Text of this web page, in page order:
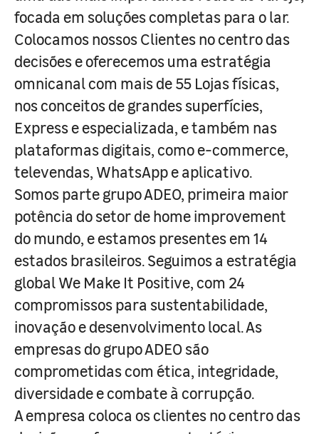
focada em soluções completas para o lar.
Colocamos nossos Clientes no centro das
decisões e oferecemos uma estratégia
omnicanal com mais de 55 Lojas físicas,
nos conceitos de grandes superfícies,
Express e especializada, e também nas
plataformas digitais, como e-commerce,
televendas, WhatsApp e aplicativo.
Somos parte grupo ADEO, primeira maior
potência do setor de home improvement
do mundo, e estamos presentes em 14
estados brasileiros. Seguimos a estratégia
global We Make It Positive, com 24
compromissos para sustentabilidade,
inovação e desenvolvimento local. As
empresas do grupo ADEO são
comprometidas com ética, integridade,
diversidade e combate à corrupção.
A empresa coloca os clientes no centro das